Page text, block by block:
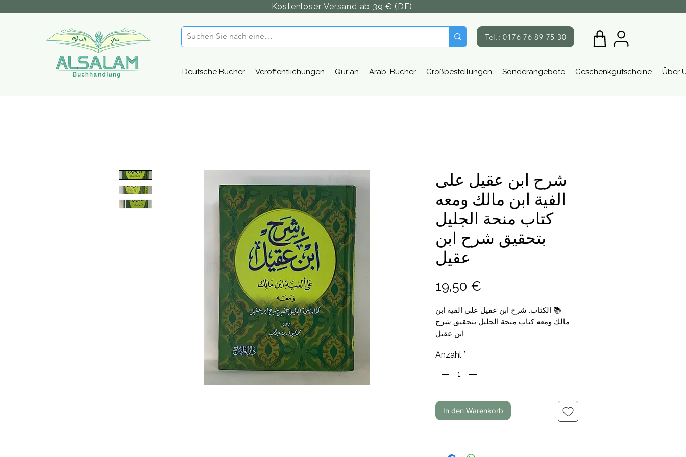
Kostenloser Versand ab 39 € (DE)
Tel.: 0176 76 89 75 30
Deutsche Bücher Veröffentlichungen Qur'an Arab. Bücher Großbestellungen Sonderangebote Geschenkgutscheine Über
شرح ابن عقيل على
الفية ابن مالك ومعه
كتاب منحة الجليل
بتحقيق شرح ابن
عقيل
19,50 €
📚 الكتاب: شرح ابن عقيل على الفية ابن
مالك ومعه كتاب منحة الجليل بتحقيق شرح
ابن عقيل
/ 4 اجزاء
الناشر: دار الطلائع
السعر: 19,50
Anzahl *
In den Warenkorb